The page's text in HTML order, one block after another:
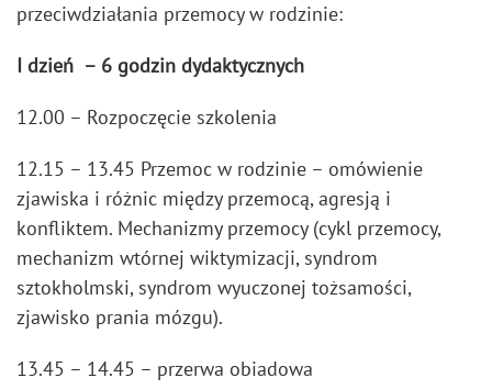
przeciwdziałania przemocy w rodzinie:
I dzień – 6 godzin dydaktycznych
12.00 – Rozpoczęcie szkolenia
12.15 – 13.45 Przemoc w rodzinie – omówienie
zjawiska i różnic między przemocą, agresją i
konfliktem. Mechanizmy przemocy (cykl przemocy,
mechanizm wtórnej wiktymizacji, syndrom
sztokholmski, syndrom wyuczonej tożsamości,
zjawisko prania mózgu).
13.45 – 14.45 – przerwa obiadowa